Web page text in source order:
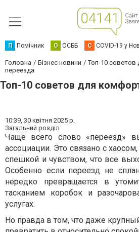
П Помічник О ОСББ C COVID-19 у
Головна Бізнес новини
Топ-10 советов
переезда
Топ-10 советов для
10:39, 30 квітня 2025 р.
Загальний розділ
Чаще всего слово «переезд»
ассоциации. Это связано с
спешкой и чувством, что все
Особенно если переезд не
нередко превращается в
тасканием коробок и
услугах.
Но правда в том, что даже